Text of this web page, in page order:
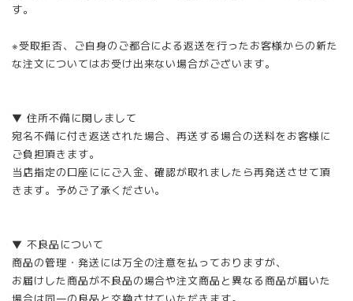
す。
※受取拒否、ご自身のご都合による返送を行ったお客様からの新た
な注文についてはお受け出来ない場合がございます。
▼ 住所不備に関しまして
宛名不備に付き返送された場合、再送する場合の送料をお客様に
ご負担頂きます。
当店指定の口座ににご入金、確認が取れましたら再発送させて頂
きます。予めご了承ください。
▼ 不良品について
商品の管理・発送には万全の注意を払っておりますが、
お届けした商品が不良品の場合や注文商品と異なる商品が届いた